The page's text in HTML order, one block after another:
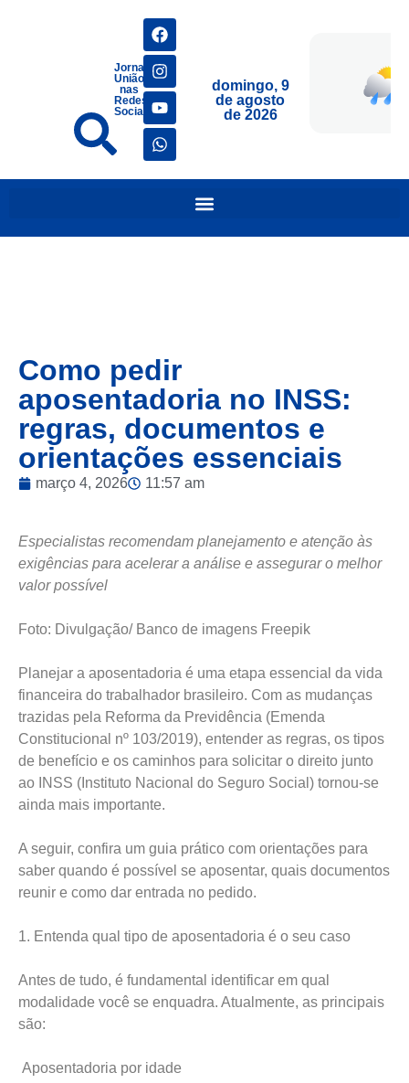
Jornais
União
nas
Redes
Sociais
domingo, 9
de agosto
de 2026
Como pedir
aposentadoria no INSS:
regras, documentos e
orientações essenciais
março 4, 2026 11:57 am
Especialistas recomendam planejamento e atenção às
exigências para acelerar a análise e assegurar o melhor
valor possível
Foto: Divulgação/ Banco de imagens Freepik
Planejar a aposentadoria é uma etapa essencial da vida
financeira do trabalhador brasileiro. Com as mudanças
trazidas pela Reforma da Previdência (Emenda
Constitucional nº 103/2019), entender as regras, os tipos
de benefício e os caminhos para solicitar o direito junto
ao INSS (Instituto Nacional do Seguro Social) tornou-se
ainda mais importante.
A seguir, confira um guia prático com orientações para
saber quando é possível se aposentar, quais documentos
reunir e como dar entrada no pedido.
1. Entenda qual tipo de aposentadoria é o seu caso
Antes de tudo, é fundamental identificar em qual
modalidade você se enquadra. Atualmente, as principais
são:
Aposentadoria por idade